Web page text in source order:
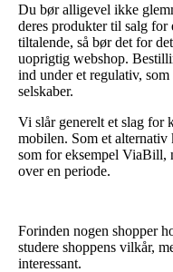
Du bør alligevel ikke
deres produkter til salg for
tiltalende, så bør det for
uoprigtig webshop.
ind under et regulativ,
selskaber.
Vi slår generelt et slag for
mobilen. Som et alternativ
som for eksempel ViaBill,
over en periode.
Forinden nogen shopper
studere shoppens vilkår,
interessant.